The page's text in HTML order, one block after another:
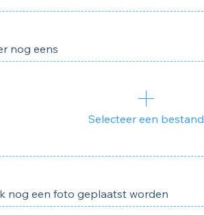
nog eens
Selecteer een bestand
nog een foto geplaatst worden